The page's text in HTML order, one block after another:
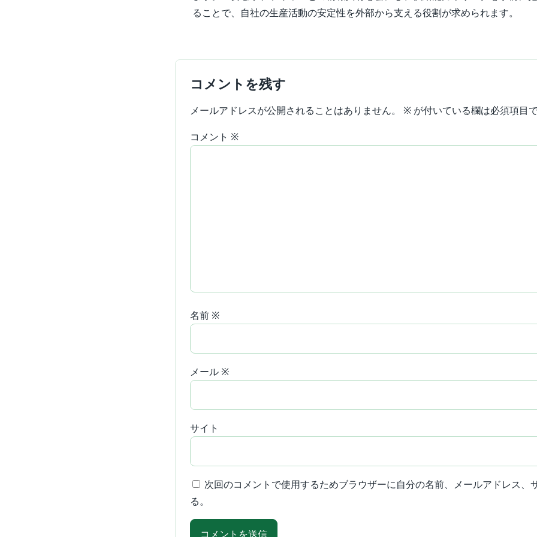
ることで、自社の生産活動の安定性を外部から支える役割が求められます。
コメントを残す
メールアドレスが公開されることはありません。 ※ が付いている欄は必須項目
コメント ※
名前 ※
メール ※
サイト
次回のコメントで使用するためブラウザーに自分の名前、メールアドレス、
る。